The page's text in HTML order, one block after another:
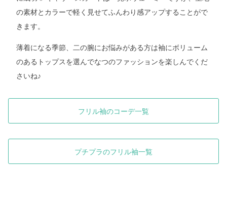
の素材とカラーで軽く見せてふんわり感アップすることがで
きます。
薄着になる季節、二の腕にお悩みがある方は袖にボリューム
のあるトップスを選んでなつのファッションを楽しんでくだ
さいね♪
フリル袖のコーデ一覧
プチプラのフリル袖一覧